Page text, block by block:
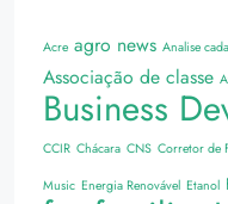
Acre agro news Analise
Associação de classe
Business
CCIR Chácara CNS Corretor de
Music Energia Renovável Etanol